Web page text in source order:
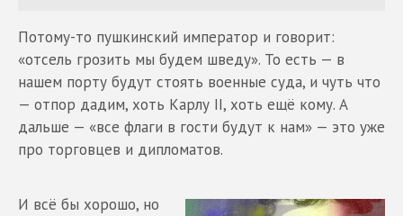
Потому-то пушкинский император и говорит:
«отсель грозить мы будем шведу». То есть — в
нашем порту будут стоять военные суда, и чуть что
— отпор дадим, хоть Карлу II, хоть ещё кому. А
дальше — «все флаги в гости будут к нам» — это уже
про торговцев и дипломатов.
И всё бы хорошо, но